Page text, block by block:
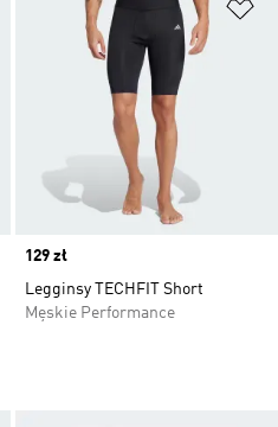
Price
129 zł
Legginsy TECHFIT Short
Męskie Performance